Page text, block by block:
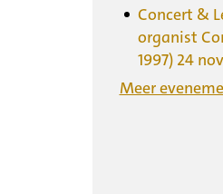
Concert &
organist
1997) 24
Meer